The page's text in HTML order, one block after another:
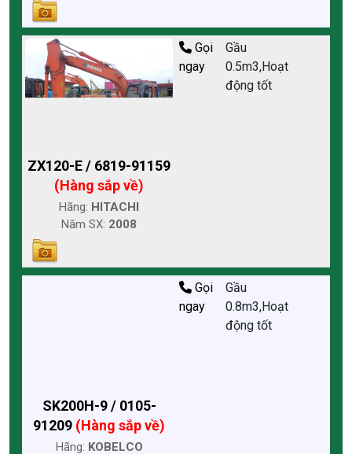
ZX120-E / 6819-91159
(Hàng sắp về)
Hãng: HITACHI
Năm SX: 2008
Gọi
ngay
Gầu
0.5m3,Hoạt
động tốt
SK200H-9 / 0105-
91209 (Hàng sắp về)
Hãng: KOBELCO
Gọi
ngay
Gầu
0.8m3,Hoạt
động tốt